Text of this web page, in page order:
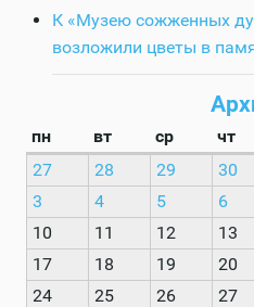
К «Музею сожженных
возложили цветы в
пн вт ср чт
27
28 29 30
3
4 5 6
10
11 12 13
17
18 19 20
24
25 26 27